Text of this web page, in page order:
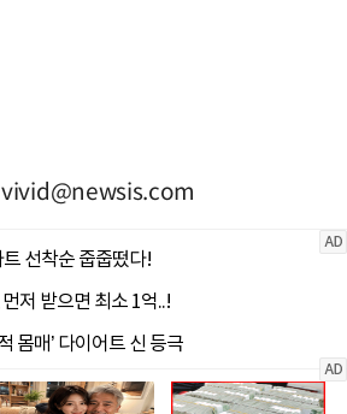
vivid@newsis.com